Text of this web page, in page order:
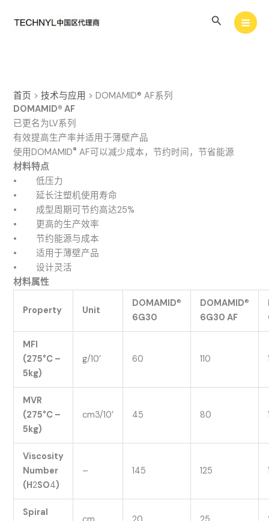
搜
首页 >技术与应用 >DOMAMID® AF系列
DOMAMID® AF
已更名为LV系列
有效提高生产率并适用于薄壁产品
使用DOMAMID® AF可以减少成本，节约时间，节省能源
材料特点
• 低压力
• 延长注塑机使用寿命
• 成型周期可节约高达25%
• 更高的生产效率
• 节约能源与成本
• 适用于薄壁产品
• 设计灵活
材料属性
Property Unit
DOMAMID®
6G30
DOMAMID®
6G30 AF
MFI
(275°C –
5kg)
g/10’ 60 110
MVR
(275°C –
5kg)
cm3/10’ 45 80
Viscosity
Number
(H2SO4)
– 145 125
Spiral